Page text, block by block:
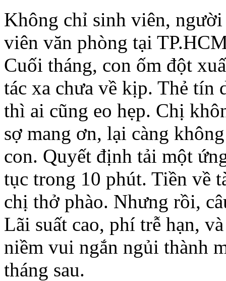
Không chỉ sinh viên,
viên văn phòng tại
Cuối tháng, con ốm đột
tác xa chưa về kịp. Thẻ tín
thì ai cũng eo hẹp. Chị
sợ mang ơn, lại càng
con. Quyết định tải một
tục trong 10 phút. Tiền về
chị thở phào. Nhưng rồi,
Lãi suất cao, phí trễ hạn,
niềm vui ngắn ngủi thành
tháng sau.